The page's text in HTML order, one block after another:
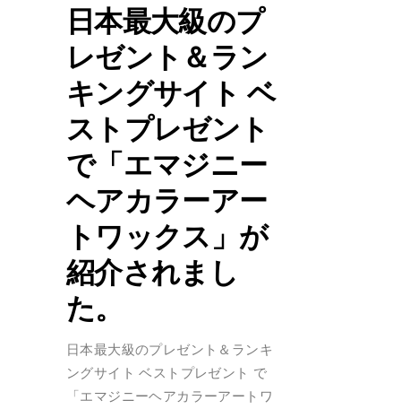
日本最大級のプ
レゼント＆ラン
キングサイト ベ
ストプレゼント
で「エマジニー
ヘアカラーアー
トワックス」が
紹介されまし
た。
日本最大級のプレゼント＆ランキ
ングサイト ベストプレゼント で
「エマジニーヘアカラーアートワ